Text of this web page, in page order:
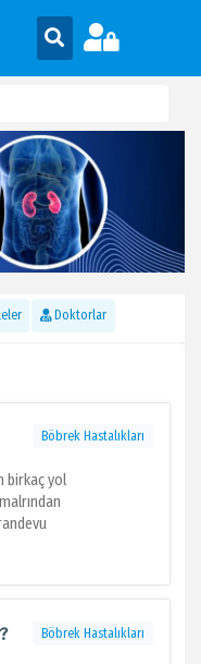
Doktorlar
Böbrek Hastalıkları
birkaç yol
Böbrek Hastalıkları